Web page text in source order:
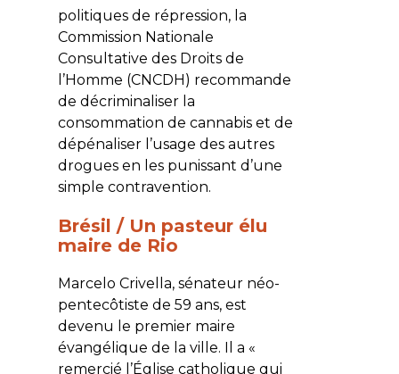
politiques de répression, la
Commission Nationale
Consultative des Droits de
l’Homme (CNCDH) recommande
de décriminaliser la
consommation de cannabis et de
dépénaliser l’usage des autres
drogues en les punissant d’une
simple contravention.
Brésil / Un pasteur élu
maire de Rio
Marcelo Crivella, sénateur néo-
pentecôtiste de 59 ans, est
devenu le premier maire
évangélique de la ville. Il a «
remercié l’Église catholique qui